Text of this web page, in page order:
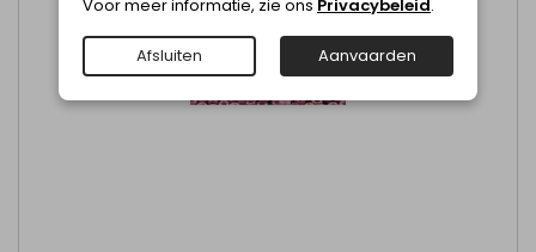
Voor meer informatie, zie ons Privacybeleid.
Afsluiten Aanvaarden